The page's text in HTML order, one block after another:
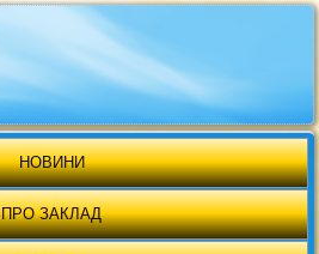
НОВИНИ
ПРО ЗАКЛАД